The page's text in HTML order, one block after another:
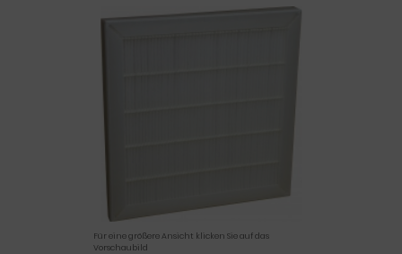
Für eine größere Ansicht klicken Sie auf das
Vorschaubild